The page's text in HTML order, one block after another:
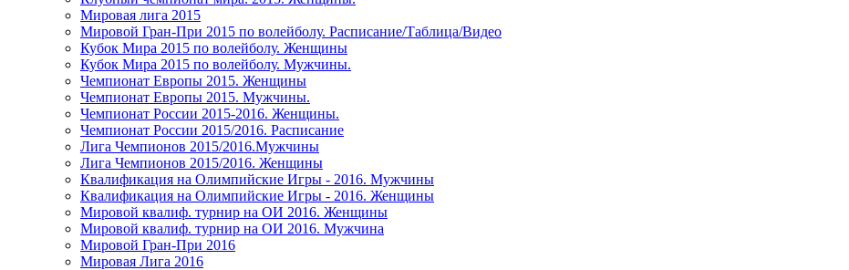
Мировая лига 2015
Мировой Гран-При 2015 по волейболу. Расписание/Таблица/Видео
Кубок Мира 2015 по волейболу. Женщины
Кубок Мира 2015 по волейболу. Мужчины.
Чемпионат Европы 2015. Женщины
Чемпионат Европы 2015. Мужчины.
Чемпионат России 2015-2016. Женщины.
Чемпионат России 2015/2016. Расписание
Лига Чемпионов 2015/2016.Мужчины
Лига Чемпионов 2015/2016. Женщины
Квалификация на Олимпийские Игры - 2016. Мужчины
Квалификация на Олимпийские Игры - 2016. Женщины
Мировой квалиф. турнир на ОИ 2016. Женщины
Мировой квалиф. турнир на ОИ 2016. Мужчина
Мировой Гран-При 2016
Мировая Лига 2016